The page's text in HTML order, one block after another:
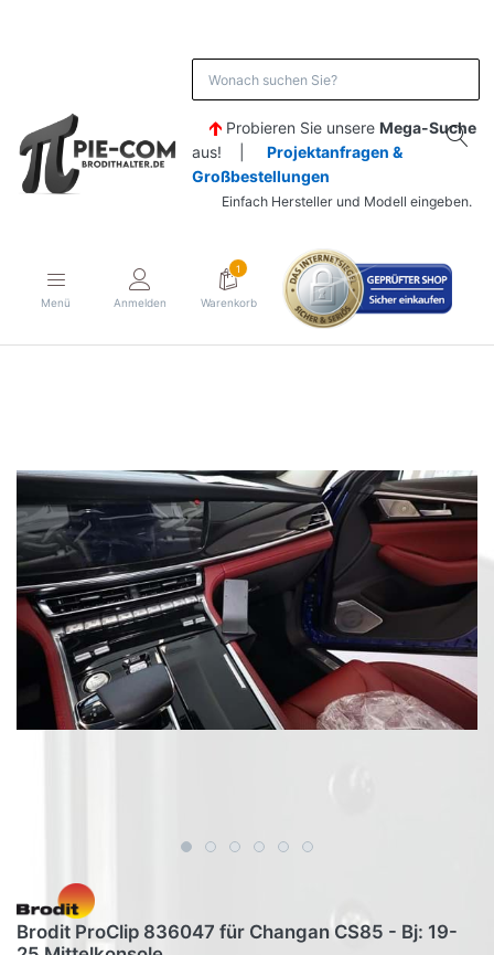
Probieren Sie unsere Mega-Suche
aus! | Projektanfragen &
Großbestellungen
Einfach Hersteller und Modell eingeben.
Menü Anmelden
1
Warenkorb
Brodit ProClip 836047 für Changan CS85 - Bj: 19-